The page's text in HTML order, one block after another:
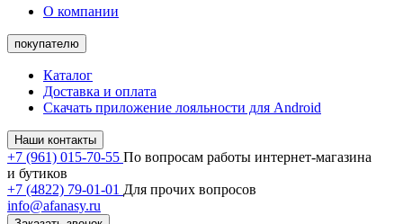
О компании
покупателю
Каталог
Доставка и оплата
Скачать приложение лояльности для Android
Наши контакты
+7 (961) 015-70-55 По вопросам работы интернет-магазина
и бутиков
+7 (4822) 79-01-01 Для прочих вопросов
info@afanasy.ru